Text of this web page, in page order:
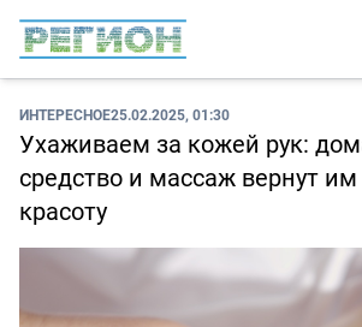
ИНТЕРЕСНОЕ25.02.2025, 01:30
Ухаживаем за кожей рук:
средство и массаж вернут
красоту